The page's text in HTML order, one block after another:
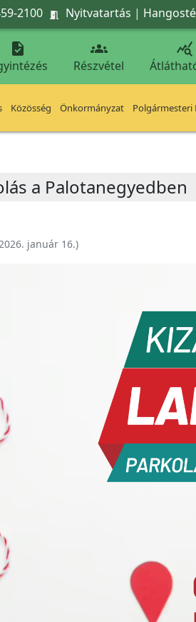
2100  Nyitvatartás |
 
Részvétel

Közösség Önkormányzat Polgármesteri
a Palotanegyedben
január 16.)